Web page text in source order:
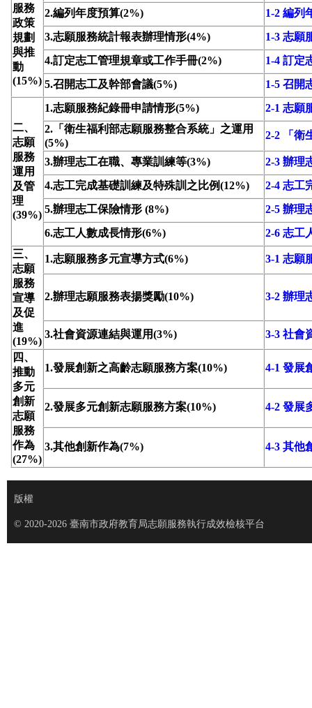
服務
政策
規劃
與推
動
(15%)
2.編列年度預算(2%)
1-2 編列
3.志願服務統計報表辦理情形(4%)
1-3 志願
4.訂定志工管理規章或工作手冊(2%)
1-4 訂定
5.召開志工及幹部會議(5%)
1-5 召開
二、
志願
服務
運用
及管
理
(39%)
1.志願服務紀錄冊申請情形(5%)
2-1 志願
2.「衛生福利部志願服務整合系統」之運用
(5%)
2-2 「衛
3.辦理志工在職、專業訓練等(3%)
2-3 辦理
4.志工完成基礎訓練及特殊訓之比例(12%)
2-4 志工
5.辦理志工保險情形 (8%)
2-5 辦理
6.志工人數成長情形(6%)
2-6 志工
三、
志願
服務
宣導
及促
進
(19%)
1.志願服務多元宣導方式(6%) 3-1 志願
2.辦理志願服務表揚獎勵(10%) 3-2 辦理
3.社會資源連結與運用(3%)
3-3 社會
四、
推動
多元
創新
志願
服務
作為
(27%)
1.發展創新之高齡志願服務方案(10%) 4-1 發展
2.發展多元創新志願服務方案(10%) 4-2 發展
3.其他創新作為(7%) 4-3 其他
版權
© 2020-2026 臺南市政府教育局志願服務執行成效檢核平台